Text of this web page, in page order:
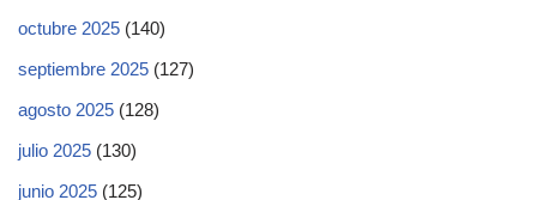
octubre 2025 (140)
septiembre 2025 (127)
agosto 2025 (128)
julio 2025 (130)
junio 2025 (125)